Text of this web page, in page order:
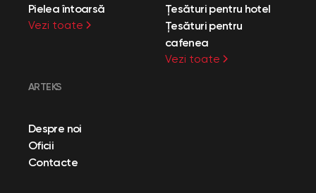
Pielea întoarsă
Vezi toate
Țesături pentru hotel
Țesături pentru
cafenea
Vezi toate
ARTEKS
Despre noi
Oficii
Contacte